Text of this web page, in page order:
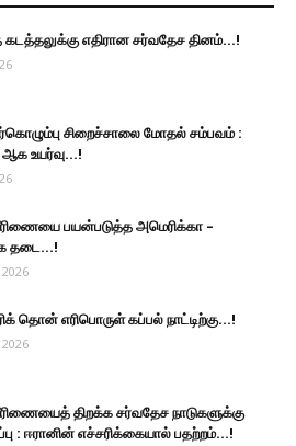
எதிரான சர்வதேச தினம்...!
சிறைச்சாலை மோதல் சம்பவம் :
ஆக உயர்வு...!
பயன்படுத்த அமெரிக்கா –
தடை...!
தொன் எரிபொருள் கப்பல் நாட்டிற்கு...!
திறக்க சர்வதேச நாடுகளுக்கு
: ஈரானின் எச்சரிக்கையால் பதற்றம்...!